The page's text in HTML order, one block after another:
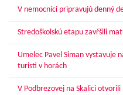
V nemocnici pripravujú denný
Stredoškolskú etapu zavŕšili
Umelec Pavel Siman vystavuje
turisti v horách
V Podbrezovej na Skalici otvorili